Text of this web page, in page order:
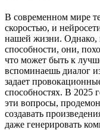
В современном мире
скоростью, и
нашей жизни. Однако,
способности, они,
что может быть к
вспоминаешь диалог
задает
способностях. В 2025
эти вопросы,
создавать
даже генерировать